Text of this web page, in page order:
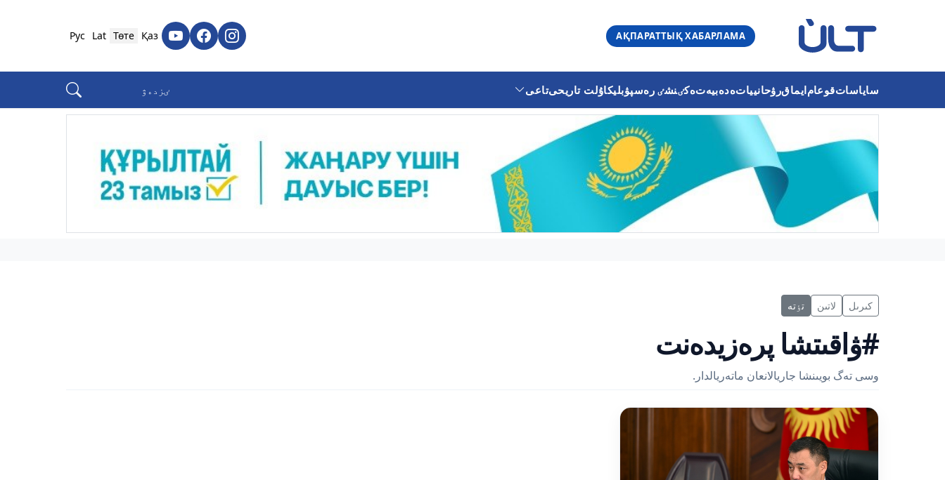
АҚПАРАТТЫҚ ХАБАРЛАМА
Қаз
Төте
Lat
Рус
ساياساتقوعامايماقرۋحانيياتەدەبيەتەكٸنشٸ رەسپۋبليكاۇلت تاريحىتاعى
كىرىل لاتىن تٶتە
#ۋاقىتشا پرەزيدەنت
وسى تەگ بويىنشا جاريالانعان ماتەريالدار.